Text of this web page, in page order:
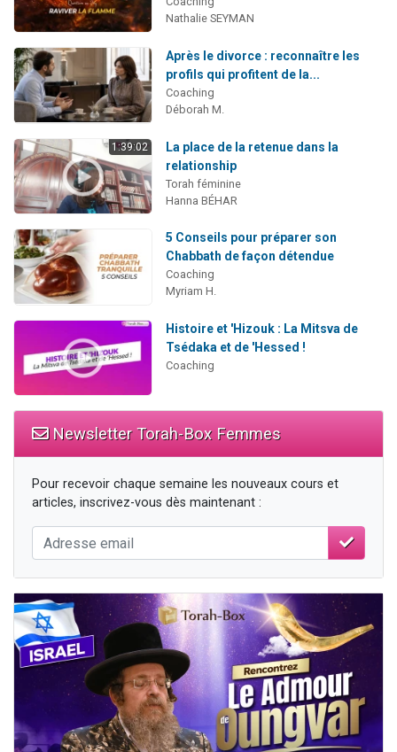
Nathalie SEYMAN
Après le divorce : reconnaître les
profils qui profitent de la...
Coaching
Déborah M.
1:39:02
La place de la retenue dans la
relationship
Torah féminine
Hanna BÉHAR
5 Conseils pour préparer son
Chabbath de façon détendue
Coaching
Myriam H.
Histoire et 'Hizouk : La Mitsva de
Tsédaka et de 'Hessed !
Coaching
Newsletter Torah-Box Femmes
Pour recevoir chaque semaine les nouveaux cours et
articles, inscrivez-vous dès maintenant :